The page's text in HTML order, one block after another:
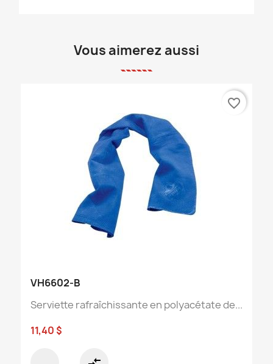
Vous aimerez aussi
VH6602-B
Serviette rafraîchissante en polyacétate de...
11,40 $
favorite_border